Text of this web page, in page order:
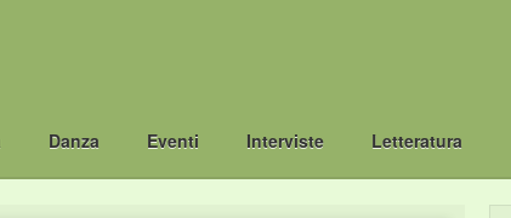
Danza Eventi Interviste Letteratura